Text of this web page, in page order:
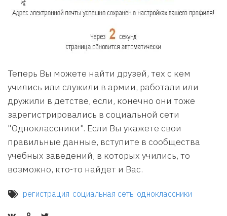
Теперь Вы можете найти друзей, тех с кем
учились или служили в армии, работали или
дружили в детстве, если, конечно они тоже
зарегистрировались в социальной сети
"Одноклассники". Если Вы укажете свои
правильные данные, вступите в сообщества
учебных заведений, в которых учились, то
возможно, кто-то найдет и Вас.
регистрация социальная сеть одноклассники